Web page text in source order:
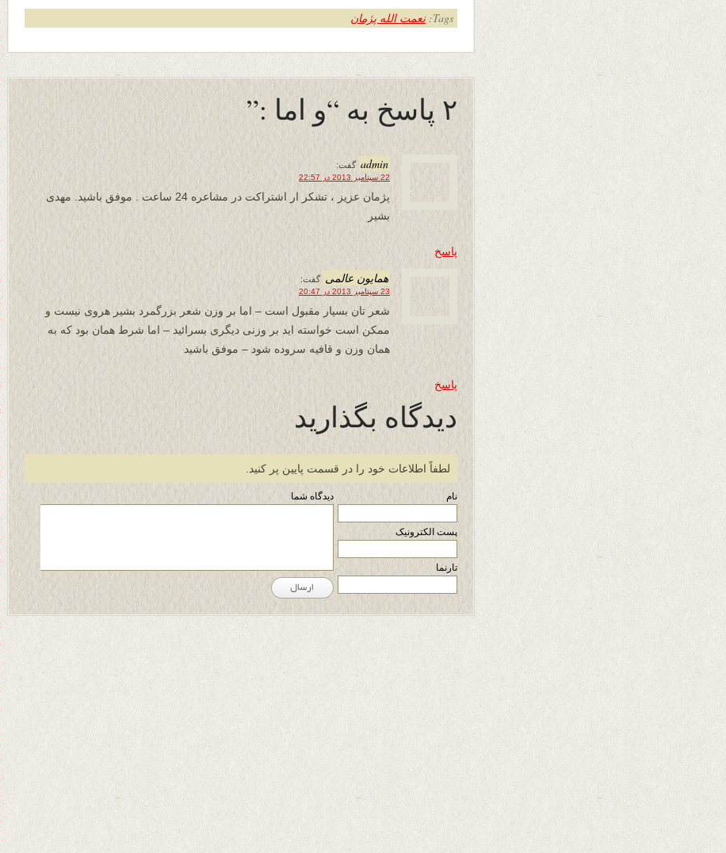
Tags: نعمت الله پژمان
۲ پاسخ به “و اما :”
admin گفت:
22 سپتامبر 2013 در 22:57
پژمان عزیز ، تشکر ار اشتراکت در مشاعره 24 ساعت . موفق باشید. مهدی
بشیر
پاسخ
همایون عالمی گفت:
23 سپتامبر 2013 در 20:47
شعر تان بسیار مقبول است – اما بر وزن شعر بزرگمرد بشیر هروی نیست و
ممکن است خواسته اید بر وزنی دیگری بسرائید – اما شرط همان بود که به
همان وزن و قافیه سروده شود – موفق باشید
پاسخ
دیدگاه بگذارید
لطفاً اطلاعات خود را در قسمت پایین پر کنید.
نام
پست الکترونیک
تارنما
دیدگاه شما